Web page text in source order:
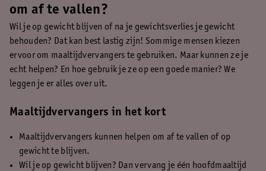
om af te vallen?
Wil je op gewicht blijven of na je gewichtsverlies je gewicht
behouden? Dat kan best lastig zijn! Sommige mensen kiezen
ervoor om maaltijdvervangers te gebruiken. Maar kunnen ze je
echt helpen? En hoe gebruik je ze op een goede manier? We
leggen je er alles over uit.
Maaltijdvervangers in het kort
Maaltijdvervangers kunnen helpen om af te vallen of op
gewicht te blijven.
Wil je op gewicht blijven? Dan vervang je één hoofdmaaltijd